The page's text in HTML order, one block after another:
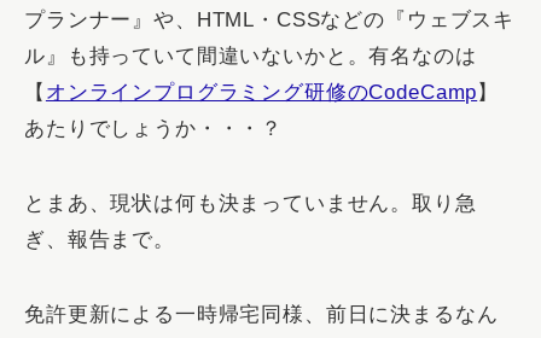
プランナー 』や、HTML・CSSなどの『 ウェブスキ
ル』も持っていて間違いないかと。有名なのは
【 オンラインプログラミング研修のCodeCamp 】
あたりでしょうか・・・？
とまあ、現状は何も決まっていません。取り急
ぎ、報告まで。
免許更新による一時帰宅同様、前日に決まるなん